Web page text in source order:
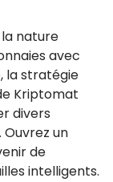
nature
avec
la stratégie
Kriptomat
divers
un
de
intelligents.